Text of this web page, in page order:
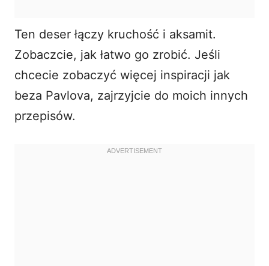
Ten deser łączy kruchość i aksamit.
Zobaczcie, jak łatwo go zrobić. Jeśli
chcecie zobaczyć więcej inspiracji jak
beza Pavlova, zajrzyjcie do moich innych
przepisów.